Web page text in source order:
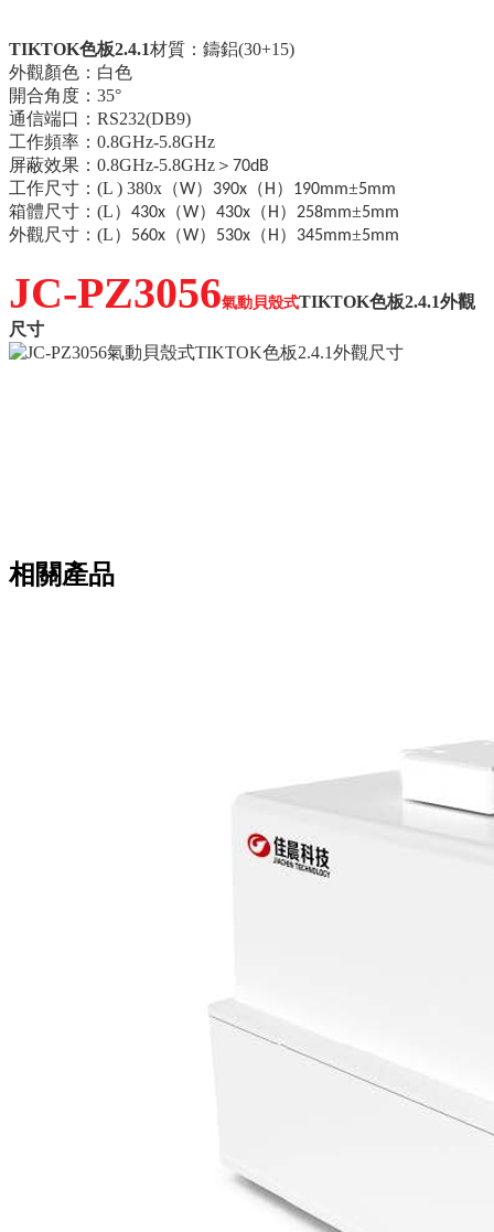
TIKTOK色板2.4.1材質：鑄鋁(30+15)
外觀顏色：白色
開合角度： 35°
通信端口： RS232(DB9)
工作頻率： 0.8GHz-5.8GHz
屏蔽效果： 0.8GHz-5.8GHz ＞ 70dB
工作尺寸： (L ) 380x （W） 390x （ H ） 190mm±5mm
箱體尺寸： (L） 430x （W） 430x （ H ） 258mm±5mm
外觀尺寸： (L） 560x （W） 530x （ H ） 345mm±5mm
JC-PZ3056氣動貝殼式TIKTOK色板2.4.1外觀
尺寸
相關產品